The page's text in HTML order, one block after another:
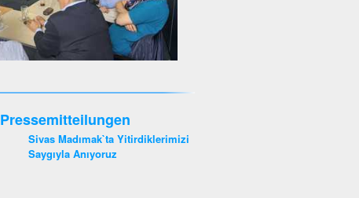
Pressemitteilungen
Sivas Madımak`ta Yitirdiklerimizi
Saygıyla Anıyoruz